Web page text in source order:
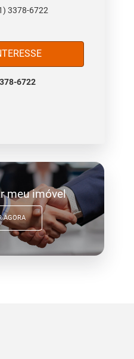
3378-6722
INTERESSE
6722
meu imóvel
AGORA